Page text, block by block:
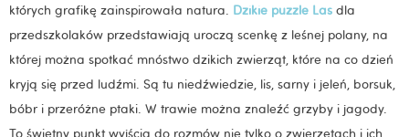
których grafikę zainspirowała natura. Dzikie puzzle Las dla
przedszkolaków przedstawiają uroczą scenkę z leśnej polany, na
której można spotkać mnóstwo dzikich zwierząt, które na co dzień
kryją się przed ludźmi. Są tu niedźwiedzie, lis, sarny i jeleń, borsuk,
bóbr i przeróżne ptaki. W trawie można znaleźć grzyby i jagody.
To świetny punkt wyjścia do rozmów nie tylko o zwierzętach i ich